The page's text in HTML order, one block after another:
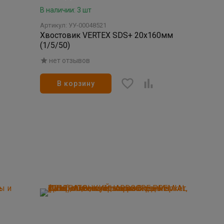
В наличии: 3 шт
Артикул: УУ-00048521
Хвостовик VERTEX SDS+ 20х160мм
(1/5/50)
нет отзывов
В корзину